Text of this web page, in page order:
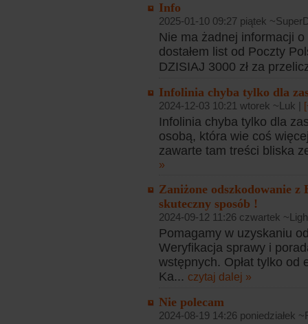
Info
2025-01-10 09:27 piątek
Nie ma żadnej informacji
dostałem list od Poczty
DZISIAJ 3000 zł za
Infolinia chyba tylko dla
2024-12-03 10:21 wtorek ~Luk |
Infolinia chyba tylko dla
osobą, która wie coś
zawarte tam treści bliska
»
Zaniżone odszkodowanie z
skuteczny sposób !
2024-09-12 11:26 czwartek
Pomagamy w uzyskaniu
Weryfikacja sprawy i
wstępnych. Opłat tylko od
Ka... czytaj dalej »
Nie polecam
2024-08-19 14:26 poniedziałek